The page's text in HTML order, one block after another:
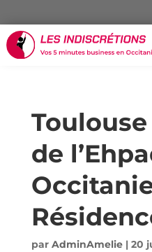
de
par AdminAmelie| 20